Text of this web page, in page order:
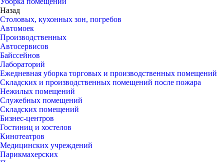
Назад
Столовых, кухонных зон, погребов
Автомоек
Производственных
Автосервисов
Байссейнов
Лабораторий
Ежедневная уборка торговых и производственных помещений
Складских и производственных помещений после пожара
Нежилых помещений
Служебных помещений
Складских помещений
Бизнес-центров
Гостиниц и хостелов
Кинотеатров
Медицинских учреждений
Парикмахерских